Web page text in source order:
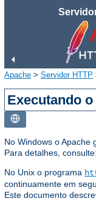
Apache > Servidor HTTP
Executando
No Windows o Apache
Para detalhes, consulte:
No Unix o programa
continuamente em
Este documento